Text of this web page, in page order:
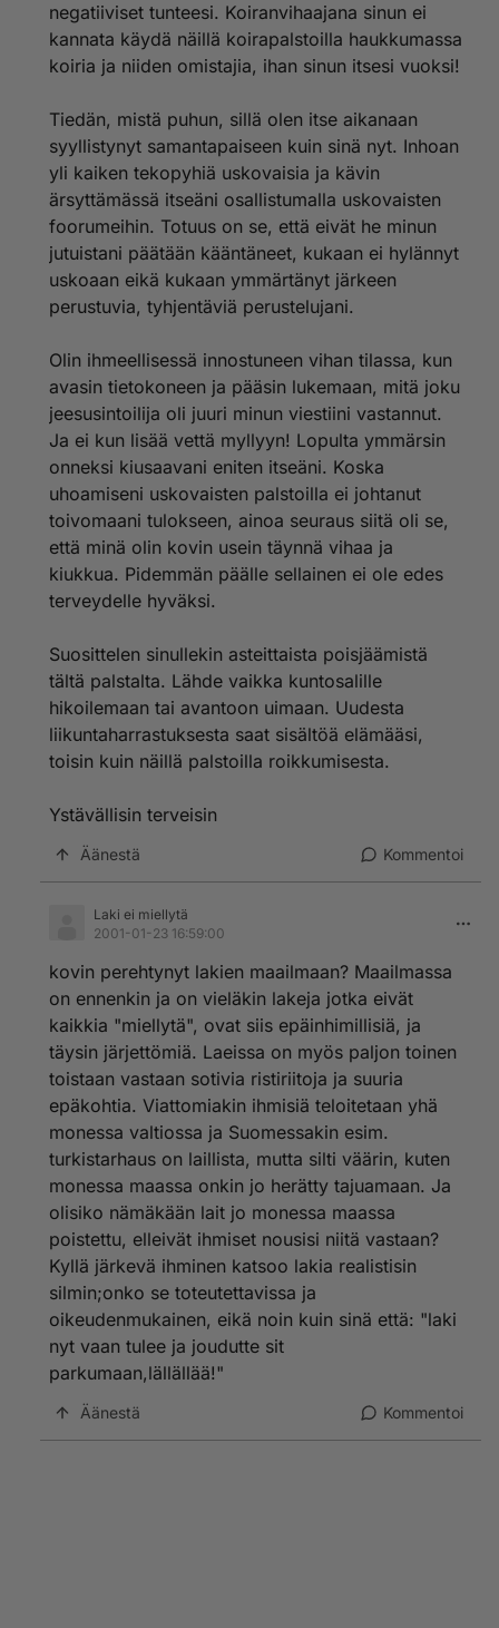
negatiiviset tunteesi. Koiranvihaajana sinun ei
kannata käydä näillä koirapalstoilla haukkumassa
koiria ja niiden omistajia, ihan sinun itsesi vuoksi!
Tiedän, mistä puhun, sillä olen itse aikanaan
syyllistynyt samantapaiseen kuin sinä nyt. Inhoan
yli kaiken tekopyhiä uskovaisia ja kävin
ärsyttämässä itseäni osallistumalla uskovaisten
foorumeihin. Totuus on se, että eivät he minun
jutuistani päätään kääntäneet, kukaan ei hylännyt
uskoaan eikä kukaan ymmärtänyt järkeen
perustuvia, tyhjentäviä perustelujani.
Olin ihmeellisessä innostuneen vihan tilassa, kun
avasin tietokoneen ja pääsin lukemaan, mitä joku
jeesusintoilija oli juuri minun viestiini vastannut.
Ja ei kun lisää vettä myllyyn! Lopulta ymmärsin
onneksi kiusaavani eniten itseäni. Koska
uhoamiseni uskovaisten palstoilla ei johtanut
toivomaani tulokseen, ainoa seuraus siitä oli se,
että minä olin kovin usein täynnä vihaa ja
kiukkua. Pidemmän päälle sellainen ei ole edes
terveydelle hyväksi.
Suosittelen sinullekin asteittaista poisjäämistä
tältä palstalta. Lähde vaikka kuntosalille
hikoilemaan tai avantoon uimaan. Uudesta
liikuntaharrastuksesta saat sisältöä elämääsi,
toisin kuin näillä palstoilla roikkumisesta.
Ystävällisin terveisin
Äänestä Kommentoi
Laki ei miellytä
2001-01-23 16:59:00
kovin perehtynyt lakien maailmaan? Maailmassa
on ennenkin ja on vieläkin lakeja jotka eivät
kaikkia "miellytä", ovat siis epäinhimillisiä, ja
täysin järjettömiä. Laeissa on myös paljon toinen
toistaan vastaan sotivia ristiriitoja ja suuria
epäkohtia. Viattomiakin ihmisiä teloitetaan yhä
monessa valtiossa ja Suomessakin esim.
turkistarhaus on laillista, mutta silti väärin, kuten
monessa maassa onkin jo herätty tajuamaan. Ja
olisiko nämäkään lait jo monessa maassa
poistettu, elleivät ihmiset nousisi niitä vastaan?
Kyllä järkevä ihminen katsoo lakia realistisin
silmin;onko se toteutettavissa ja
oikeudenmukainen, eikä noin kuin sinä että: "laki
nyt vaan tulee ja joudutte sit
parkumaan,lällällää!"
Äänestä Kommentoi